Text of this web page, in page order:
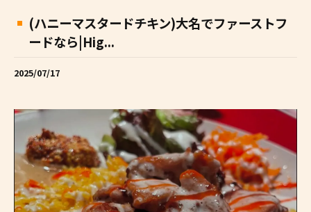
(ハニーマスタードチキン)大名でファーストフ
ードなら|Hig...
2025/07/17